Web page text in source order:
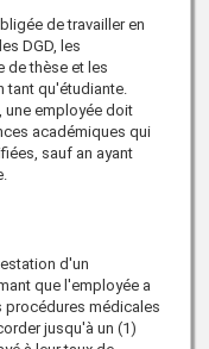
de travailler en
DGD, les
de thèse et les
tant qu'étudiante.
une employée doit
académiques qui
sauf an ayant
d'un
que l'employée a
procédures médicales
jusqu'à un (1)